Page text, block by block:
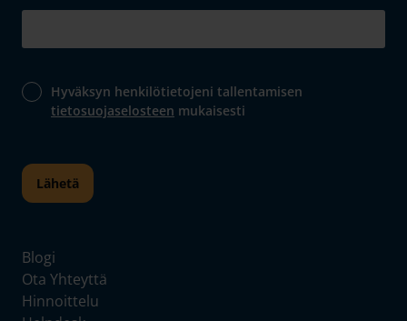
Hyväksyn henkilötietojeni tallentamisen
tietosuojaselosteen mukaisesti
Blogi
Ota Yhteyttä
Hinnoittelu